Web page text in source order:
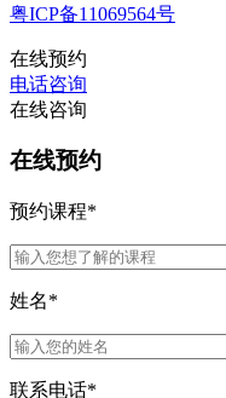
粤ICP备11069564号
在线预约
电话咨询
在线咨询
在线预约
预约课程*
姓名*
联系电话*